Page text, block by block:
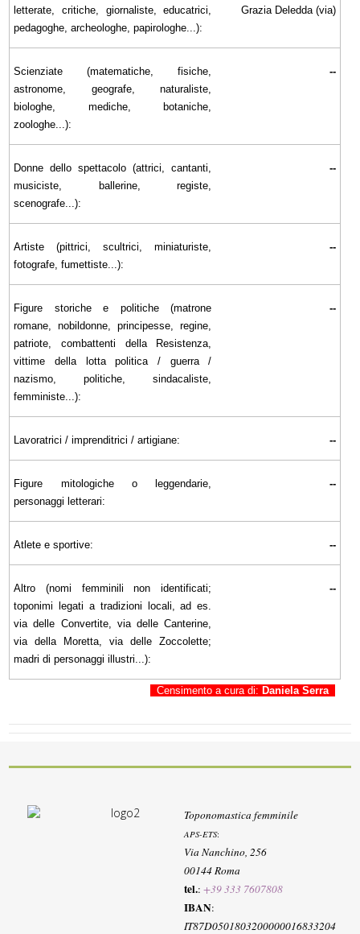
letterate, critiche, giornaliste, educatrici,
pedagoghe, archeologhe, papirologhe...):
Grazia Deledda (via)
Scienziate (matematiche, fisiche,
astronome, geografe, naturaliste,
biologhe, mediche, botaniche,
zoologhe...):
--
Donne dello spettacolo (attrici, cantanti,
musiciste, ballerine, registe,
scenografe...):
--
Artiste (pittrici, scultrici, miniaturiste,
fotografe, fumettiste...):
--
Figure storiche e politiche (matrone
romane, nobildonne, principesse, regine,
patriote, combattenti della Resistenza,
vittime della lotta politica / guerra /
nazismo, politiche, sindacaliste,
femministe...):
--
Lavoratrici / imprenditrici / artigiane: --
Figure mitologiche o leggendarie,
personaggi letterari:
--
Atlete e sportive: --
Altro (nomi femminili non identificati;
toponimi legati a tradizioni locali, ad es.
via delle Convertite, via delle Canterine,
via della Moretta, via delle Zoccolette;
madri di personaggi illustri...):
--
Censimento a cura di: Daniela Serra
Toponomastica femminile
APS-ETS:
Via Nanchino, 256
00144 Roma
tel.:+39 333 7607808
IBAN:
IT87D0501803200000016833204